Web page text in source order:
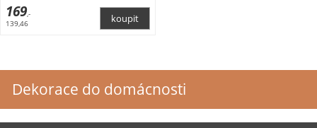
169,-
139,46
Dekorace do domácnosti